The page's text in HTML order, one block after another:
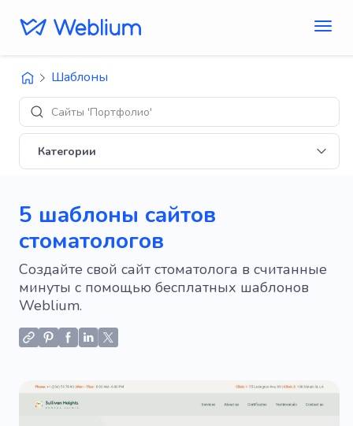
Шаблоны
Сайты 'Портфолио'
Категории
5 шаблоны сайтов
стоматологов
Создайте свой сайт стоматолога в считанные
минуты с помощью бесплатных шаблонов
Weblium.